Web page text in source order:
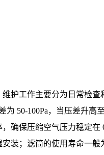
护工作主要分为日常检查
50-100Pa，当压差升高
确保压缩空气压力稳定在
装；滤筒的使用寿命一